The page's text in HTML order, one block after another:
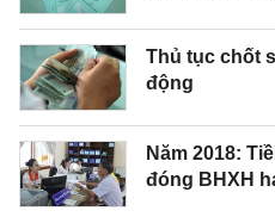
Thủ tục chốt
động
Năm 2018:
đóng BHXH